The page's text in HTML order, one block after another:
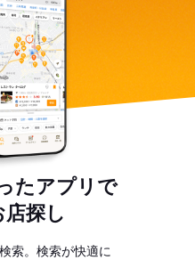
たアプリで
探し
索。検索が快適に